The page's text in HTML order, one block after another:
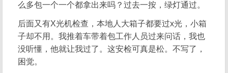
么多包一个一个都拿出来吗？过去一按，绿灯通过。
后面又有X光机检查，本地人大箱子都要过x光，小箱
子却不用。我推着车带着包工作人员过来问话，我也
没听懂，他就让我过了。这安检可真是松。不写了，
困觉。